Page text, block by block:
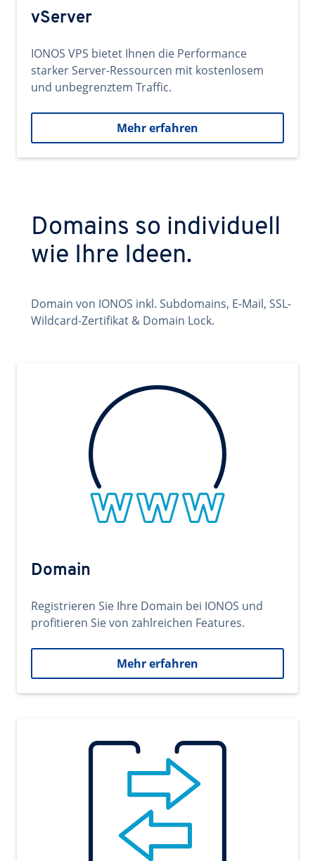
vServer
IONOS VPS bietet Ihnen die Performance
starker Server-Ressourcen mit kostenlosem
und unbegrenztem Traffic.
Mehr erfahren
Domains so individuell
wie Ihre Ideen.
Domain von IONOS inkl. Subdomains, E-Mail, SSL-
Wildcard-Zertifikat & Domain Lock.
Domain
Registrieren Sie Ihre Domain bei IONOS und
profitieren Sie von zahlreichen Features.
Mehr erfahren